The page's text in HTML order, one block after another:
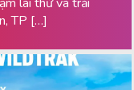
TP […]